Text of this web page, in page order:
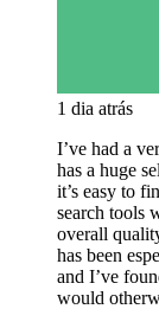
1 dia atrás
I’ve had a
has a huge
it’s easy to
search tools
overall
has been
and I’ve
would